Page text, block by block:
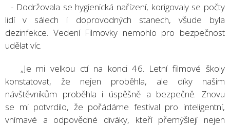
- Dodržovala se hygienická nařízení, korigovaly se počty
lidí v sálech i doprovodných stanech, všude byla
dezinfekce. Vedení Filmovky nemohlo pro bezpečnost
udělat víc.
„Je mi velkou ctí na konci 46. Letní filmové školy
konstatovat, že nejen proběhla, ale díky našim
návštěvníkům proběhla i úspěšně a bezpečně. Znovu
se mi potvrdilo, že pořádáme festival pro inteligentní,
vnímavé a odpovědné diváky, kteří přemýšlejí nejen